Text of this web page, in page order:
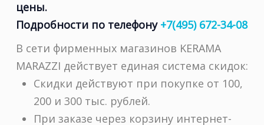
цены.
Подробности по телефону +7(495) 672-34-08
В сети фирменных магазинов KERAMA
MARAZZI действует единая система скидок:
Cкидки действуют при покупке от 100,
200 и 300 тыс. рублей.
При заказе через корзину интернет-